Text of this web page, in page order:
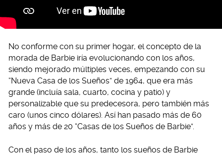
No conforme con su primer hogar, el concepto de la
morada de Barbie iría evolucionando con los años,
siendo mejorado múltiples veces, empezando con su
“Nueva Casa de los Sueños” de 1964, que era más
grande (incluía sala, cuarto, cocina y patio) y
personalizable que su predecesora, pero también más
caro (unos cinco dólares). Así han pasado más de 60
años y más de 20 “Casas de los Sueños de Barbie”.
Con el paso de los años, tanto los sueños de Barbie